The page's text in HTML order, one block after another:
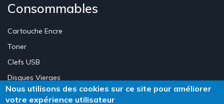
Consommables
Cartouche Encre
Toner
Clefs USB
Disques Vierges
Nous utilisons des cookies sur ce site pour améliorer
votre expérience utilisateur